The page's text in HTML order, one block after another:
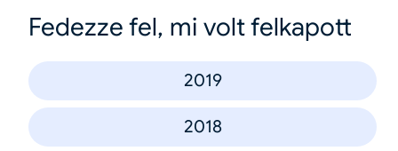
Fedezze fel, mi volt felkapott
2019
2018